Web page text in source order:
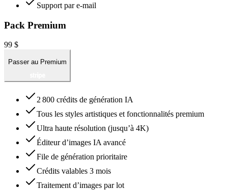
Support par e-mail
Pack Premium
99 $
Passer au Premium
2 800 crédits de génération IA
Tous les styles artistiques et fonctionnalités premium
Ultra haute résolution (jusqu’à 4K)
Éditeur d’images IA avancé
File de génération prioritaire
Crédits valables 3 mois
Traitement d’images par lot